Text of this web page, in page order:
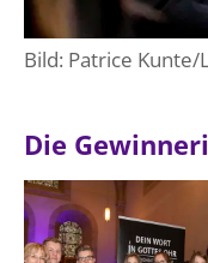
Bild: Patrice
Die